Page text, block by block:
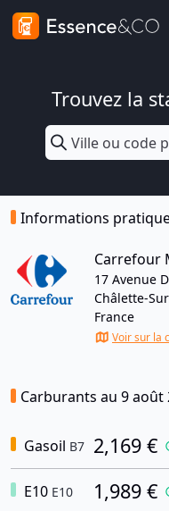
Trouvez la
Informations
Carrefour
17 Avenue
Châlette-
France
Voir sur la
Carburants au 9 août
Gasoil B7 2,169 €
E10 E10 1,989 €